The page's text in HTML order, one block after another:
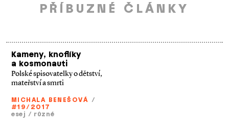
PŘÍBUZNÉ ČLÁNKY
Kameny, knoflíky
a kosmonauti
Polské spisovatelky o dětství,
mateřství a smrti
MICHALA BENEŠOVÁ /
#19/2017
esej / různé